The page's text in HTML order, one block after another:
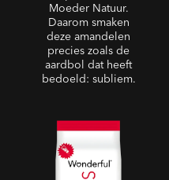
Moeder Natuur.
Daarom smaken
deze amandelen
precies zoals de
aardbol dat heeft
bedoeld: subliem.
Geroosterd & Gezouten